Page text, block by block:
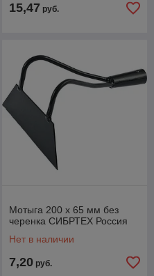
15,47 руб.
Мотыга 200 х 65 мм без
черенка СИБРТЕХ Россия
Нет в наличии
7,20 руб.